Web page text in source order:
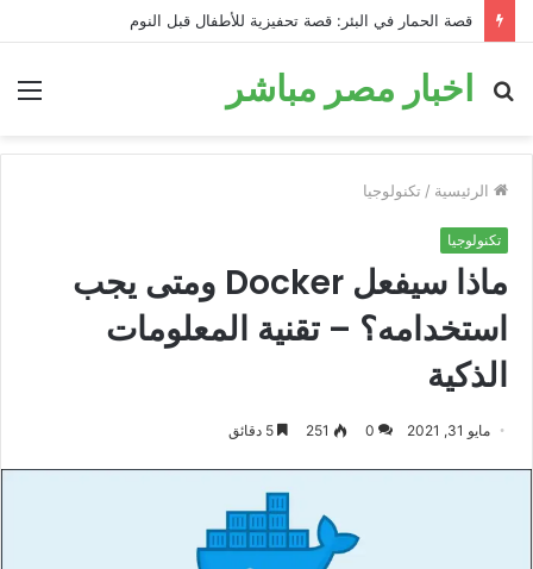
قصة القرد الذكي: درس في الدهاء – قصص اطفال
اخبار مصر مباشر
بحث
الرئيسية / تكنولوجيا
تكنولوجيا
ماذا سيفعل Docker ومتى يجب
استخدامه؟ – تقنية المعلومات
الذكية
مايو 31, 2021 0
251